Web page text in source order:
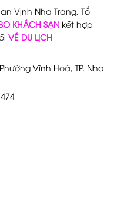
Vịnh Nha Trang, Tổ
KHÁCH SẠN kết hợp
VÉ DU LỊCH
Vĩnh Hoà, TP. Nha